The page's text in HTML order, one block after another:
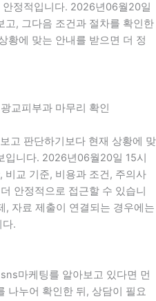
정적입니다. 2026년06월20일
고, 그다음 조건과 절차를 확인한
황에 맞는 안내를 받으면 더 정
교피부과 마무리 확인
고 판단하기보다 현재 상황에 맞
입니다. 2026년06월20일 15시
비교 기준, 비용과 조건, 주의사
안정적으로 접근할 수 있습니
, 자료 제출이 연결되는 경우에는
.
마케팅를 알아보고 있다면 먼
나누어 확인한 뒤, 상담이 필요